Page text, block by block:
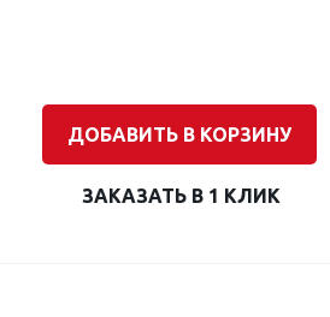
ДОБАВИТЬ В КОРЗИНУ
ЗАКАЗАТЬ В 1 КЛИК